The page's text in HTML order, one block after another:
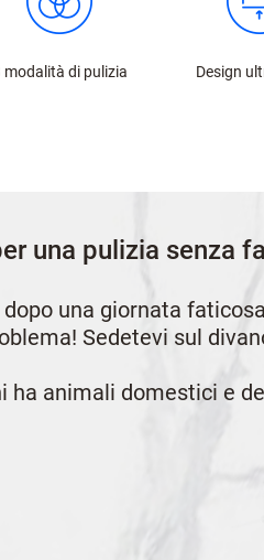
modalità di pulizia Design
una pulizia senza
una giornata
Sedetevi sul
ha animali domestici e